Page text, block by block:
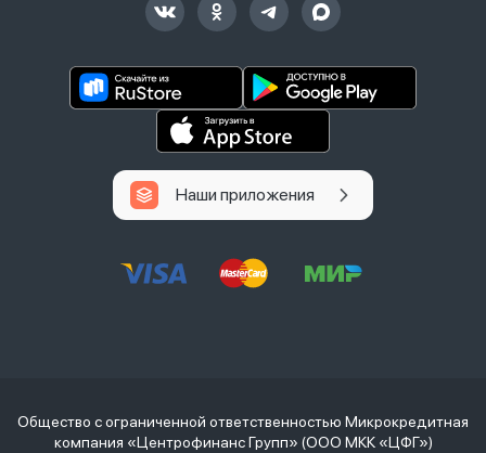
Наши приложения
Общество с ограниченной ответственностью Микрокредитная
компания «Центрофинанс Групп» (ООО МКК «ЦФГ»)